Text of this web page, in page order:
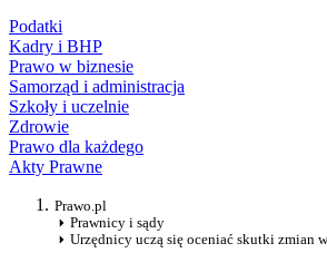
Podatki
Kadry i BHP
Prawo w biznesie
Samorząd i administracja
Szkoły i uczelnie
Zdrowie
Prawo dla każdego
Akty Prawne
Prawo.pl
Prawnicy i sądy
Urzędnicy uczą się oceniać skutki zmian